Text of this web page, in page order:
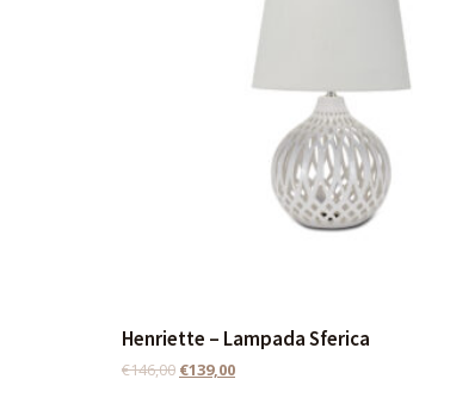
Henriette – Lampada Sferica
€146,00 €139,00